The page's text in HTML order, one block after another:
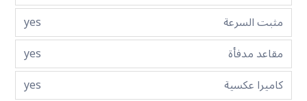
مثبت السرعة
yes
مقاعد مدفأة
yes
كاميرا عكسية
yes